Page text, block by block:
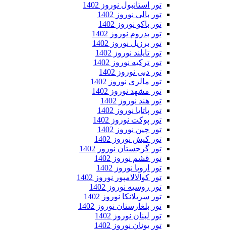
تور استانبول نوروز 1402
تور بالی نوروز 1402
تور باکو نوروز 1402
تور بدروم نوروز 1402
تور برزیل نوروز 1402
تور تایلند نوروز 1402
تور ترکیه نوروز 1402
تور دبی نوروز 1402
تور مالزی نوروز 1402
تور مشهد نوروز 1402
تور هند نوروز 1402
تور پاتایا نوروز 1402
تور پوکت نوروز 1402
تور چین نوروز 1402
تور کیش نوروز 1402
تور گرجستان نوروز 1402
تور قشم نوروز 1402
تور اروپا نوروز 1402
تور کوالالامپور نوروز 1402
تور روسیه نوروز 1402
تور سریلانکا نوروز 1402
تور بلغارستان نوروز 1402
تور لبنان نوروز 1402
تور یونان نوروز 1402